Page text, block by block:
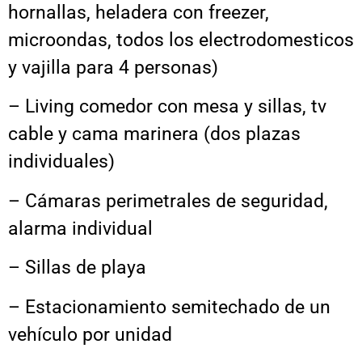
hornallas, heladera con freezer,
microondas, todos los electrodomesticos
y vajilla para 4 personas)
– Living comedor con mesa y sillas, tv
cable y cama marinera (dos plazas
individuales)
– Cámaras perimetrales de seguridad,
alarma individual
– Sillas de playa
– Estacionamiento semitechado de un
vehículo por unidad